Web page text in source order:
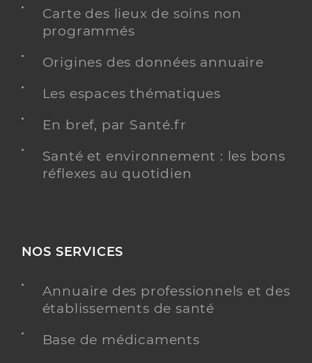
Carte des lieux de soins non
programmés
Origines des données annuaire
Les espaces thématiques
En bref, par Santé.fr
Santé et environnement : les bons
réflexes au quotidien
NOS SERVICES
Annuaire des professionnels et des
établissements de santé
Base de médicaments